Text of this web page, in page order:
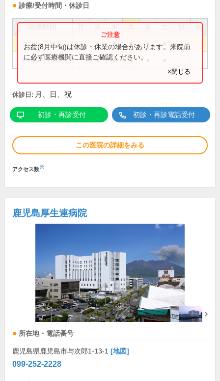
診療/受付時間・休診日
祝
9:00～13:00 ● ● ● ●
14:00～18:00 ● ● ●
お盆(8月中旬)は休診・休業の場合があります。来院前
に必ず医療機関に直接ご確認ください。
×閉じる
休診日: 月、日、祝
初診・再診受付 初診・再診電話受付
この医院の詳細をみる
アクセス数※
鹿児島厚生連病院
所在地・電話番号
鹿児島県鹿児島市与次郎1-13-1 [地図]
099-252-2228